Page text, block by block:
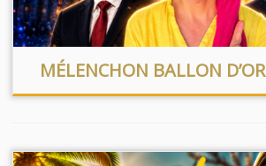
MÉLENCHON BALLON D’OR